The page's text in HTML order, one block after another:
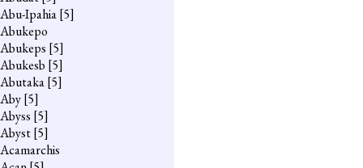
Abu-Ipahia[5]
Abukepo
Abukeps [5]
Abukesb [5]
Abutaka[5]
Aby[5]
Abyss [5]
Abyst[5]
Acamarchis